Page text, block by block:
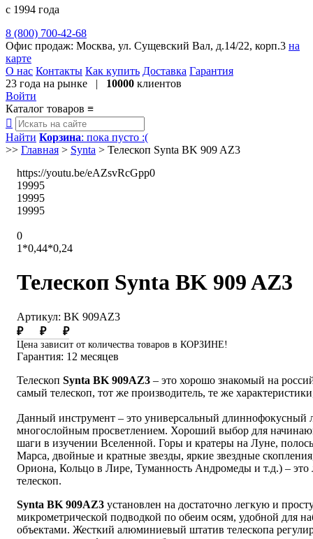
с 1994 года
8 (800) 700-42-68
Офис продаж: Москва, ул. Сущевский Вал, д.14/22, корп.3 на
карте
О нас Контакты Как купить Доставка Гарантия
23 года на рынке | 10000 клиентов
Войти
Каталог товаров ≡

Найти Корзина: пока пусто :(
>> Главная > Synta > Телескоп Synta BK 909 AZ3
https://youtu.be/eAZsvRcGpp0
19995
19995
19995
0
1*0,44*0,24
Телескоп Synta BK 909 AZ3
Артикул: BK 909AZ3
₽
₽ ₽
Цена зависит от количества товаров в КОРЗИНЕ!
Гарантия: 12 месяцев
Телескоп Synta BK 909AZ3 – это хорошо знакомый на
самый телескоп, тот же производитель, те же
Данный инструмент – это универсальный длиннофокусный
многослойным просветлением. Хороший выбор для
шаги в изучении Вселенной. Горы и кратеры на Луне,
Марса, двойные и кратные звезды, яркие звездные
Ориона, Кольцо в Лире, Туманность Андромеды и т.д.) – это
телескоп.
Synta BK 909AZ3 установлен на достаточно легкую и
микрометрической подводкой по обеим осям, удобной для
объектами. Жесткий алюминиевый штатив телескопа